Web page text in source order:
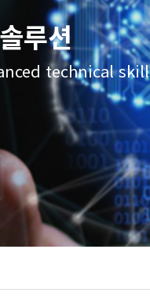
루션
technical